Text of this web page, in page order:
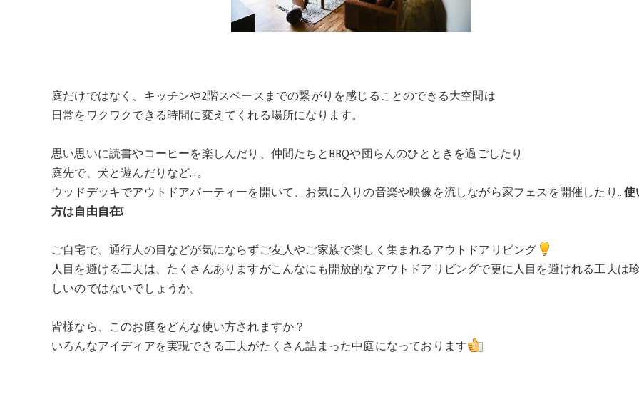
庭だけではなく、キッチンや2階スペースまでの繋がりを感じることのできる大空間は
日常をワクワクできる時間に変えてくれる場所になります。
思い思いに読書やコーヒーを楽しんだり、仲間たちとBBQや団らんのひとときを過ごしたり
庭先で、犬と遊んだりなど…。
ウッドデッキでアウトドアパーティーを開いて、お気に入りの音楽や映像を流しながら家フェスを開催したり…使
方は自由自在❕
ご自宅で、通行人の目などが気にならずご友人やご家族で楽しく集まれるアウトドアリビング
人目を避ける工夫は、たくさんありますがこんなにも開放的なアウトドアリビングで更に人目を避けれる工夫は
しいのではないでしょうか。
皆様なら、このお庭をどんな使い方されますか？
いろんなアイディアを実現できる工夫がたくさん詰まった中庭になっております